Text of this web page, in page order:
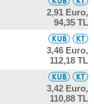
2,91 Euro,
94,35 TL
3,46 Euro,
112,18 TL
3,42 Euro,
110,88 TL